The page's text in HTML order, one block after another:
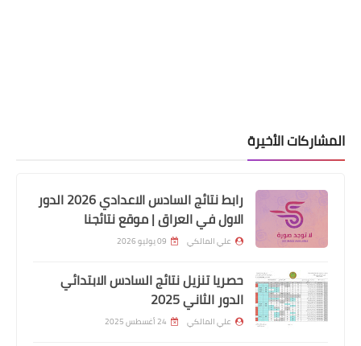
اسماء االرعاية الاجتماعية
البيان السنوي الالكتروني للرعايه
الاجتماعيه
المشاركات الأخيرة
رابط نتائج السادس الاعدادي 2026 الدور
الاول في العراق | موقع نتائجنا
علي المالكي 09 يوليو 2026
حصريا تنزيل نتائج السادس الابتدائي
الدور الثاني 2025
علي المالكي 24 أغسطس 2025